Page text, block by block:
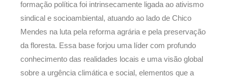
formação política foi intrinsecamente ligada ao ativismo
sindical e socioambiental, atuando ao lado de Chico
Mendes na luta pela reforma agrária e pela preservação
da floresta. Essa base forjou uma líder com profundo
conhecimento das realidades locais e uma visão global
sobre a urgência climática e social, elementos que a